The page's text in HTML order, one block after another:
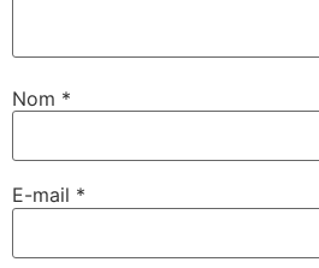
Nom *
E-mail *